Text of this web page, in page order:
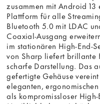
zusammen mit Android
Plattform für alle
Bluetooth 5.0 mit LDAC
Coaxial-Ausgang
im stationären High-End-
von Sharp liefert brillante
scharfe Darstellung. Das
gefertigte Gehäuse
eleganten,
als kompromissloser